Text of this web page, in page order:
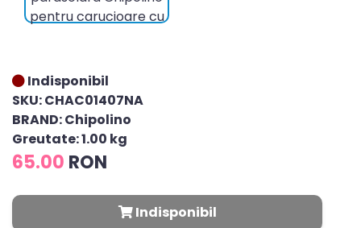
Indisponibil
SKU: CHAC01407NA
BRAND: Chipolino
Greutate: 1.00 kg
65.00 RON
Indisponibil